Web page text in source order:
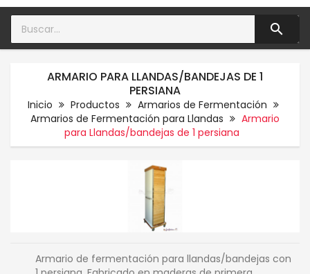

ARMARIO PARA LLANDAS/BANDEJAS DE 1
PERSIANA
Inicio Productos
Armarios de Fermentación
Armarios de Fermentación para Llandas
Armario
para Llandas/bandejas de 1 persiana
Armario de fermentación para llandas/bandejas con